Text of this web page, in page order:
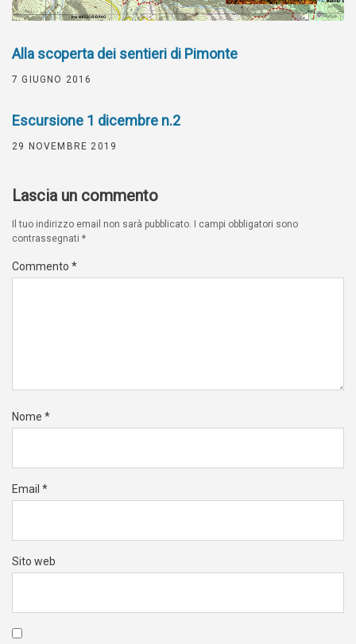
Alla scoperta dei sentieri di Pimonte
7 GIUGNO 2016
Escursione 1 dicembre n.2
29 NOVEMBRE 2019
Lascia un commento
Il tuo indirizzo email non sarà pubblicato. I campi obbligatori sono
contrassegnati *
Commento *
Nome *
Email *
Sito web